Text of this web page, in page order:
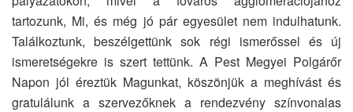
tartozunk, Mi, és még jó pár egyesület nem indulhatunk.
Találkoztunk, beszélgettünk sok régi ismerőssel és új
ismeretségekre is szert tettünk. A Pest Megyei Polgárőr
Napon jól éreztük Magunkat, köszönjük a meghívást és
gratulálunk a szervezőknek a rendezvény színvonalas